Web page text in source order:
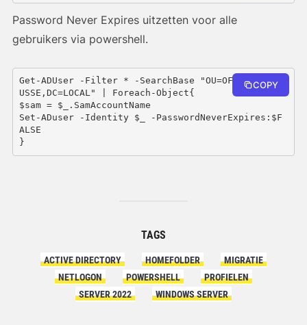
Password Never Expires uitzetten voor alle
gebruikers via powershell.
Get-ADUser -Filter * -SearchBase "OU=OFFICE,DC=S
USSE,DC=LOCAL" | Foreach-Object{
$sam = $_.SamAccountName
Set-ADuser -Identity $_ -PasswordNeverExpires:$F
ALSE
}
COPY
TAGS
ACTIVE DIRECTORY HOMEFOLDER
MIGRATIE
NETLOGON
POWERSHELL
PROFIELEN
SERVER 2022
WINDOWS SERVER